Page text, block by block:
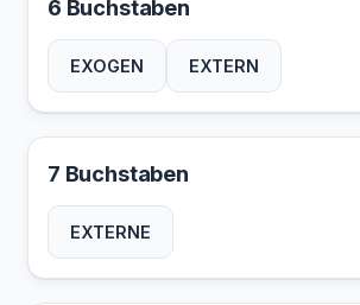
6 Buchstaben
EXOGEN EXTERN
7 Buchstaben
EXTERNE